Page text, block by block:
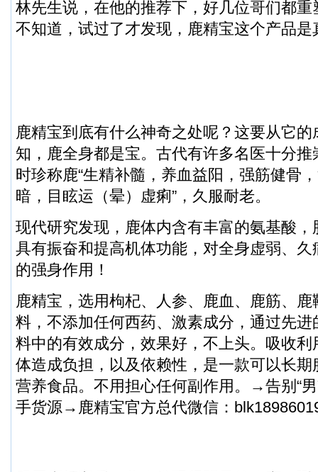
林先生说，在他的推荐下，好几位哥们都
不知道，试过了才发现，鹿精宝这个产品是
鹿精宝到底有什么神奇之处呢？这要从它
知，鹿全身都是宝。古代有许多名医十分
时珍称鹿“生精补髓，养血益阳，强筋健骨
暗，目眩运（晕）虚痢”，久服耐老。
现代研究发现，鹿体内含有丰富的氨基酸
具有振奋和提高机体功能，对全身虚弱、
的强身作用！
鹿精宝，选用枸杞、人参、鹿血、鹿筋、
料，不添加任何西药、激素成分，通过先
料中的有效成分，效果好，不上头。吸收
体造成负担，以及依赖性，是一款可以长
营养食品。不用担心任何副作用。→告别“
手货源→鹿精宝官方总代微信：